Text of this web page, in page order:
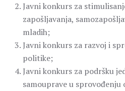
Javni konkurs za
zapošljavanja,
mladih;
Javni konkurs za razvoj i
politike;
Javni konkurs za podršku
samouprave u